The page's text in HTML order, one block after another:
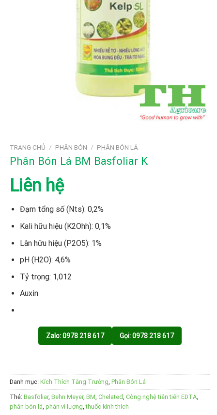
TRANG CHỦ / PHÂN BÓN / PHÂN BÓN LÁ
Phân Bón Lá BM Basfoliar K
Liên hệ
Đạm tổng số (Nts): 0,2%
Kali hữu hiệu (K2Ohh): 0,1%
Lân hữu hiệu (P2O5): 1%
pH (H2O): 4,6%
Tỷ trọng: 1,012
Auxin
Zalo: 0978 218 617 Gọi: 0978 218 617
Danh mục: Kích Thích Tăng Trưởng Phân Bón Lá
Thẻ: Basfoliar, Behn Meyer, BM Chelated Công nghệ tiên tiến EDTA
phân bón lá phân vi lượng ,thuốc kính thích